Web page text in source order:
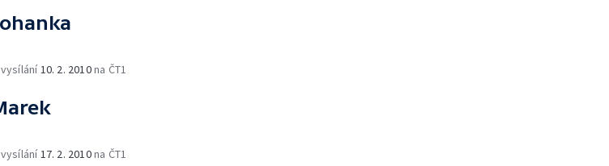
10. 2. 2010na ČT1
17. 2. 2010na ČT1